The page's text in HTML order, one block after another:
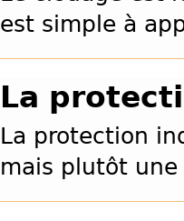
est simple à
La
La protection
mais plutôt